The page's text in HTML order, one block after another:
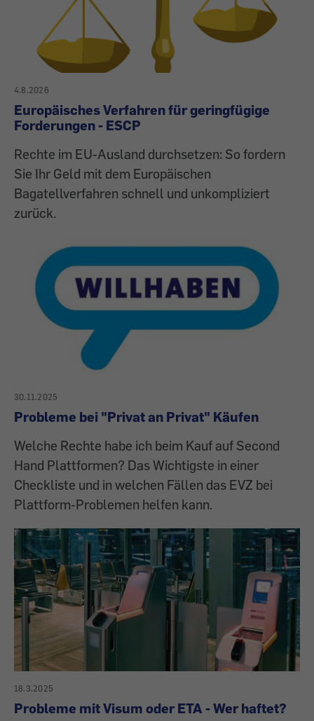
4.8.2026
Europäisches Verfahren für geringfügige
Forderungen - ESCP
Rechte im EU-Ausland durchsetzen: So fordern
Sie Ihr Geld mit dem Europäischen
Bagatellverfahren schnell und unkompliziert
zurück.
30.11.2025
Probleme bei "Privat an Privat" Käufen
Welche Rechte habe ich beim Kauf auf Second
Hand Plattformen? Das Wichtigste in einer
Checkliste und in welchen Fällen das EVZ bei
Plattform-Problemen helfen kann.
18.3.2025
Probleme mit Visum oder ETA - Wer haftet?